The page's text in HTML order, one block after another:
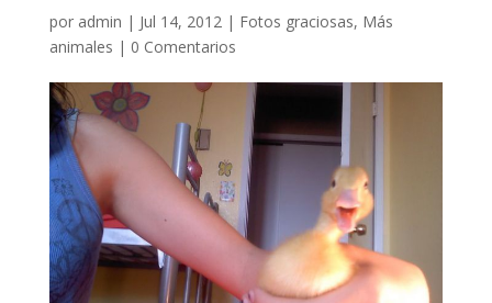
por admin | Jul 14, 2012| Fotos graciosas, Más
animales | 0 Comentarios